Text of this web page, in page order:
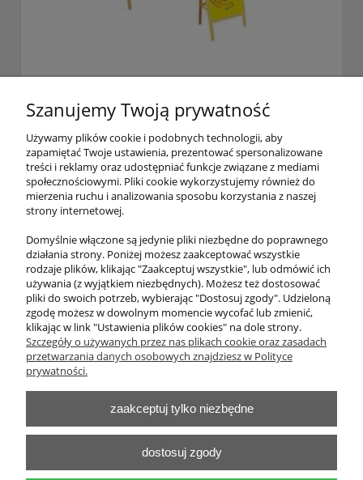
Sztaluga zielona ze ścianką labirynt
1 230,00 zł
zawiera 23% VAT, bez kosztów dostawy
do koszyka
O nas
Pomoc
Moje konto
Szanujemy Twoją prywatność
Używamy plików cookie i podobnych technologii, aby
zapamiętać Twoje ustawienia, prezentować spersonalizowane
treści i reklamy oraz udostępniać funkcje związane z mediami
społecznościowymi. Pliki cookie wykorzystujemy również do
mierzenia ruchu i analizowania sposobu korzystania z naszej
strony internetowej.
Domyślnie włączone są jedynie pliki niezbędne do poprawnego
działania strony. Poniżej możesz zaakceptować wszystkie
rodzaje plików, klikając "Zaakceptuj wszystkie", lub odmówić ich
używania (z wyjątkiem niezbędnych). Możesz też dostosować
pliki do swoich potrzeb, wybierając "Dostosuj zgody". Udzieloną
zgodę możesz w dowolnym momencie wycofać lub zmienić,
klikając w link "Ustawienia plików cookies" na dole strony.
Szczegóły o używanych przez nas plikach cookie oraz zasadach
przetwarzania danych osobowych znajdziesz w Polityce
prywatności.
zaakceptuj tylko niezbędne
dostosuj zgody